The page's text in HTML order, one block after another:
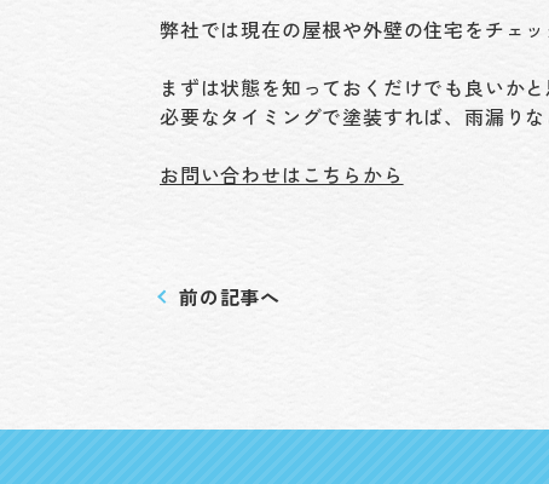
弊社では現在の屋根や外壁の住宅をチェ
まずは状態を知っておくだけでも良いかと
必要なタイミングで塗装すれば、雨漏り
お問い合わせはこちらから
前の記事へ